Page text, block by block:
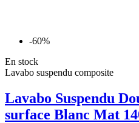
-60%
En stock
Lavabo suspendu composite
Lavabo Suspendu
surface Blanc Mat